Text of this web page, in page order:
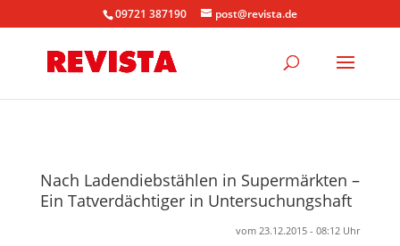
09721 387190 post@revista.de
Nach Ladendiebstählen in Supermärkten –
Ein Tatverdächtiger in Untersuchungshaft
vom 23.12.2015 - 08:12 Uhr